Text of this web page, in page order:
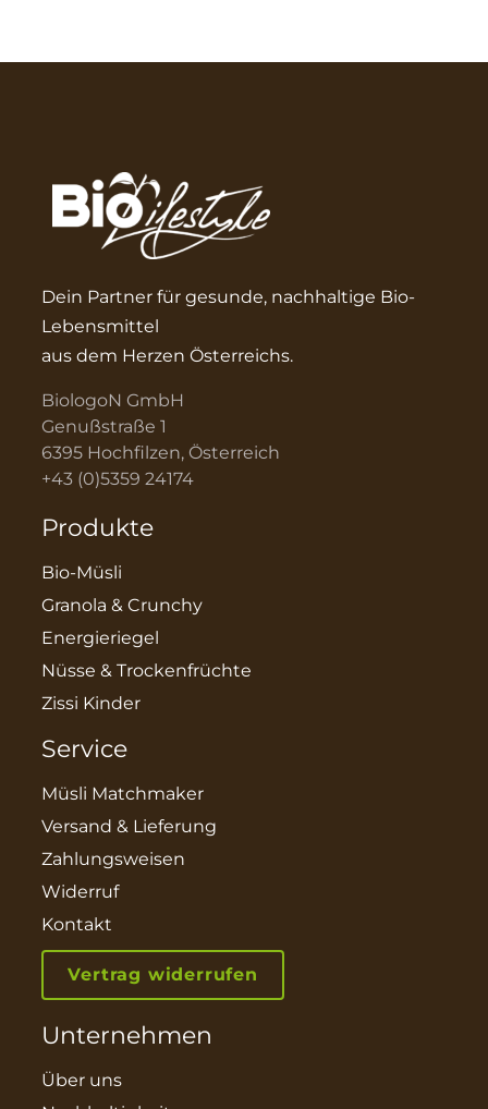
Dein Partner für gesunde, nachhaltige Bio-
Lebensmittel
aus dem Herzen Österreichs.
BiologoN GmbH
Genußstraße 1
6395 Hochfilzen, Österreich
+43 (0)5359 24174
Produkte
Bio-Müsli
Granola & Crunchy
Energieriegel
Nüsse & Trockenfrüchte
Zissi Kinder
Service
Müsli Matchmaker
Versand & Lieferung
Zahlungsweisen
Widerruf
Kontakt
Vertrag widerrufen
Unternehmen
Über uns